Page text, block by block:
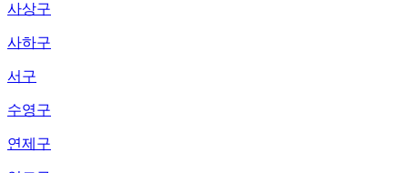
사상구
사하구
서구
수영구
연제구